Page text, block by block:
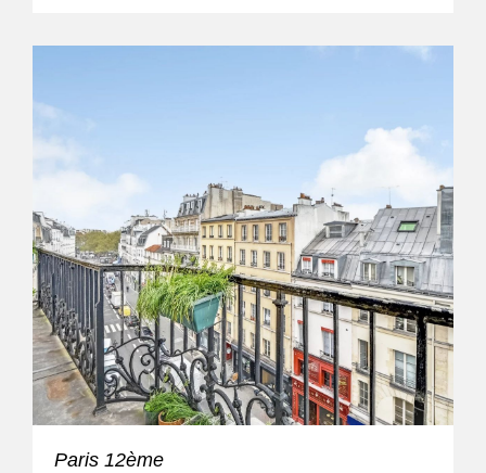
Paris 12ème